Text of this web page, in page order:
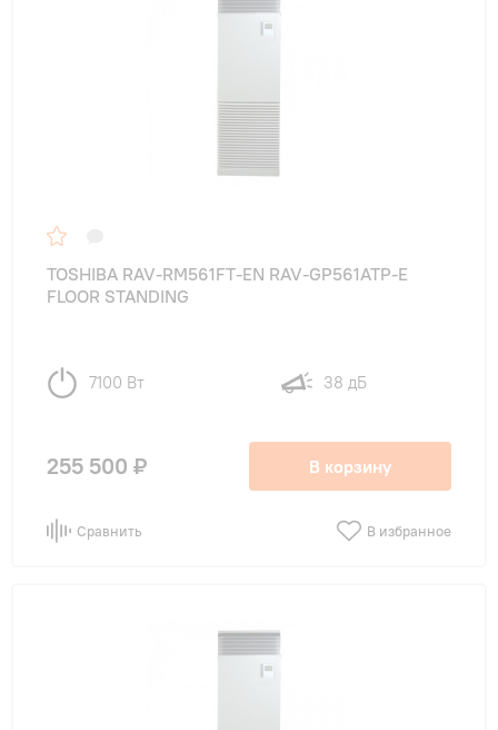
TOSHIBA RAV-RM561FT-EN RAV-GP561ATP-E
FLOOR STANDING
7100 Вт 38 дБ
255 500 ₽ В корзину
Сравнить В избранное